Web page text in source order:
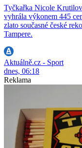
Tyčkařka Nicole
vyhrála výkonem 445
zlato současné české
Tampere.
Aktuálně.cz - Sport
dnes, 06:18
Reklama